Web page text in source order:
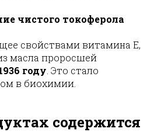
чистого токоферола
свойствами витамина E,
масла проросшей
году . Это стало
в биохимии.
содержится